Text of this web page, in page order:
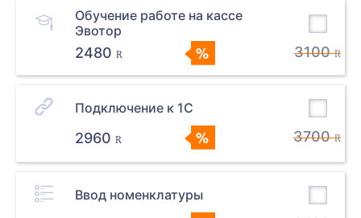
Обучение работе на кассе
Эвотор
2480 R 3100 R
Подключение к 1С
2960 R 3700 R
Ввод номенклатуры